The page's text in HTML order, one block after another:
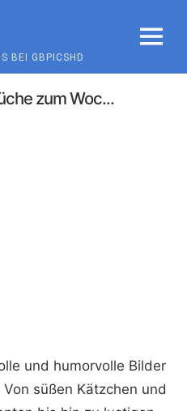
BEI GBPICSHD
MENU
zum Woc...
und humorvolle Bilder
süßen Kätzchen und